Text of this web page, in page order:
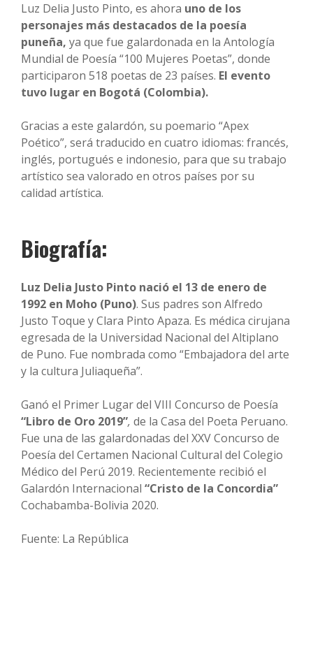
Luz Delia Justo Pinto, es ahora uno de los
personajes más destacados de la poesía
puneña, ya que fue galardonada en la Antología
Mundial de Poesía “100 Mujeres Poetas”, donde
participaron 518 poetas de 23 países. El evento
tuvo lugar en Bogotá (Colombia).
Gracias a este galardón, su poemario “Apex
Poético”, será traducido en cuatro idiomas: francés,
inglés, portugués e indonesio, para que su trabajo
artístico sea valorado en otros países por su
calidad artística.
Biografía:
Luz Delia Justo Pinto nació el 13 de enero de
1992 en Moho (Puno). Sus padres son Alfredo
Justo Toque y Clara Pinto Apaza. Es médica cirujana
egresada de la Universidad Nacional del Altiplano
de Puno. Fue nombrada como “Embajadora del arte
y la cultura Juliaqueña”.
Ganó el Primer Lugar del VIII Concurso de Poesía
“Libro de Oro 2019”, de la Casa del Poeta Peruano.
Fue una de las galardonadas del XXV Concurso de
Poesía del Certamen Nacional Cultural del Colegio
Médico del Perú 2019. Recientemente recibió el
Galardón Internacional “Cristo de la Concordia”
Cochabamba-Bolivia 2020.
Fuente: La República